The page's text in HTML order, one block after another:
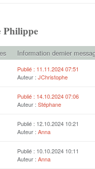
Philippe
Information dernier
Publié : 11.11.2024 07:51
Auteur : JChristophe
Publié : 14.10.2024 07:06
Auteur : Stéphane
Publié : 12.10.2024 10:21
Auteur : Anna
Publié : 10.10.2024 10:11
Auteur : Anna